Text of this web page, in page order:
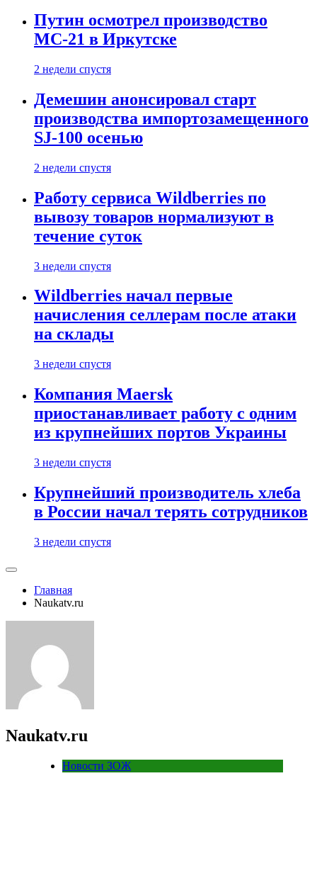
Путин осмотрел производство
МС-21 в Иркутске
2 недели спустя
Демешин анонсировал старт
производства импортозамещенного
SJ-100 осенью
2 недели спустя
Работу сервиса Wildberries по
вывозу товаров нормализуют в
течение суток
3 недели спустя
Wildberries начал первые
начисления селлерам после атаки
на склады
3 недели спустя
Компания Maersk
приостанавливает работу с одним
из крупнейших портов Украины
3 недели спустя
Крупнейший производитель хлеба
в России начал терять сотрудников
3 недели спустя
Главная
Naukatv.ru
Naukatv.ru
Новости ЗОЖ